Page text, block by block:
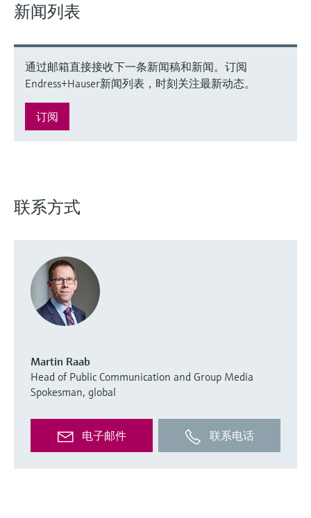
新闻列表
通过邮箱直接接收下一条新闻稿和新闻。订阅
Endress+Hauser新闻列表，时刻关注最新动态。
订阅
联系方式
Martin Raab
Head of Public Communication and Group Media
Spokesman, global
电子邮件 联系电话